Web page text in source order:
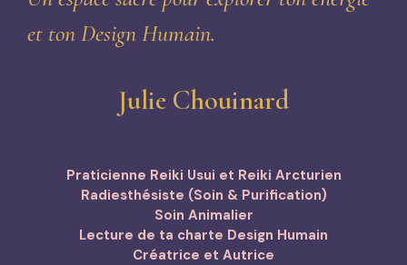
et ton Design Humain.
Julie Chouinard
Praticienne Reiki Usui et Reiki Arcturien
Radiesthésiste (Soin & Purification)
Soin Animalier
Lecture de ta charte Design Humain
Créatrice et Autrice